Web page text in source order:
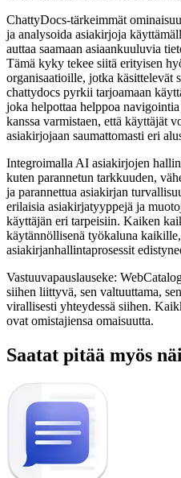
ChattyDocs-tärkeimmät
ja analysoida asiakirjoja
auttaa saamaan asiaankuuluvia
Tämä kyky tekee siitä erityisen
organisaatioille, jotka käsittelevät
chattydocs pyrkii tarjoamaan
joka helpottaa helppoa
kanssa varmistaen, että käyttäjät
asiakirjojaan saumattomasti eri
Integroimalla AI asiakirjojen
kuten parannetun tarkkuuden,
ja parannettua asiakirjan
erilaisia ​​asiakirjatyyppejä ja
käyttäjän eri tarpeisiin. Kaiken
käytännöllisenä työkaluna
asiakirjanhallintaprosessit
Vastuuvapauslauseke:
siihen liittyvä, sen valtuuttama,
virallisesti yhteydessä siihen.
ovat omistajiensa omaisuutta.
Saatat pitää myös